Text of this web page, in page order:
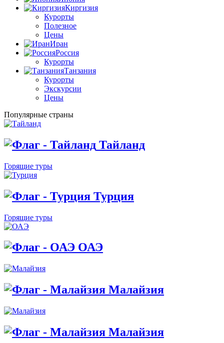
Киргизия
Курорты
Полезное
Цены
Иран
Россия
Курорты
Танзания
Курорты
Экскурсии
Цены
Популярные страны
Тайланд
Горящие туры
Турция
Горящие туры
ОАЭ
Малайзия
Малайзия